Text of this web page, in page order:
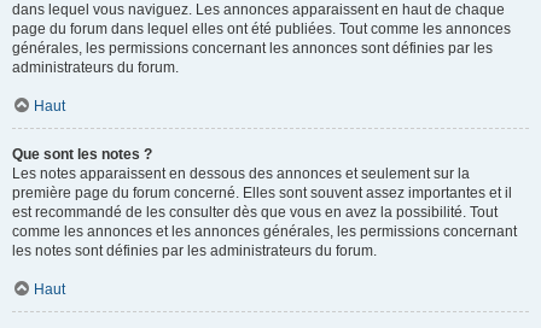
dans lequel vous naviguez. Les annonces apparaissent en haut de chaque
page du forum dans lequel elles ont été publiées. Tout comme les annonces
générales, les permissions concernant les annonces sont définies par les
administrateurs du forum.
Haut
Que sont les notes ?
Les notes apparaissent en dessous des annonces et seulement sur la
première page du forum concerné. Elles sont souvent assez importantes et il
est recommandé de les consulter dès que vous en avez la possibilité. Tout
comme les annonces et les annonces générales, les permissions concernant
les notes sont définies par les administrateurs du forum.
Haut